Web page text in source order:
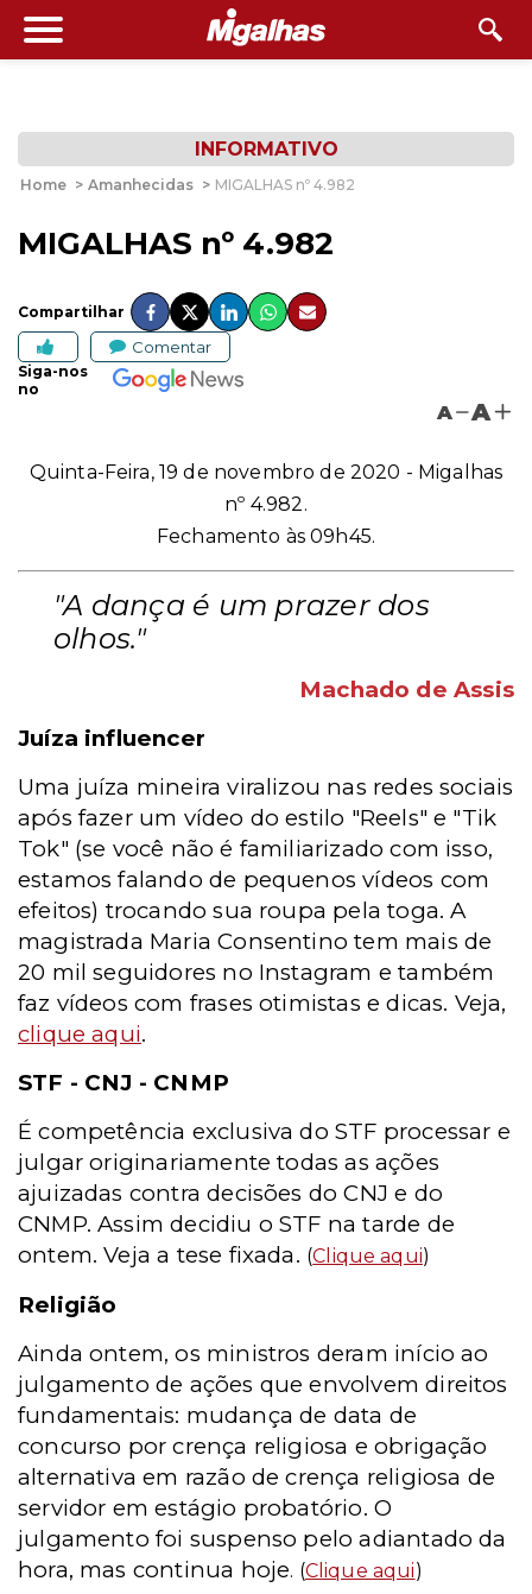
INFORMATIVO
Home > Amanhecidas > MIGALHAS nº 4.982
MIGALHAS nº 4.982
Compartilhar
Comentar
Siga-nos
no
A A
Quinta-Feira, 19 de novembro de 2020 - Migalhas
nº 4.982.
Fechamento às 09h45.
"A dança é um prazer dos
olhos."
Machado de Assis
Juíza influencer
Uma juíza mineira viralizou nas redes sociais
após fazer um vídeo do estilo "Reels" e "Tik
Tok" (se você não é familiarizado com isso,
estamos falando de pequenos vídeos com
efeitos) trocando sua roupa pela toga. A
magistrada Maria Consentino tem mais de
20 mil seguidores no Instagram e também
faz vídeos com frases otimistas e dicas. Veja,
clique aqui.
STF - CNJ - CNMP
É competência exclusiva do STF processar e
julgar originariamente todas as ações
ajuizadas contra decisões do CNJ e do
CNMP. Assim decidiu o STF na tarde de
ontem. Veja a tese fixada. (Clique aqui)
Religião
Ainda ontem, os ministros deram início ao
julgamento de ações que envolvem direitos
fundamentais: mudança de data de
concurso por crença religiosa e obrigação
alternativa em razão de crença religiosa de
servidor em estágio probatório. O
julgamento foi suspenso pelo adiantado da
hora, mas continua hoje. (Clique aqui)